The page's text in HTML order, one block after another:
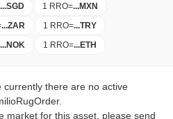
...SGD 1 RRO=...MXN
...ZAR 1 RRO=...TRY
...NOK 1 RRO=...ETH
there are no active
market for this asset, please send